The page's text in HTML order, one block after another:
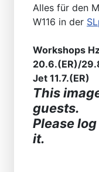
Alles für den
W116 in der
Workshops
20.6.(ER)/
Jet 11.7.(ER)
This
guests.
Please
it.